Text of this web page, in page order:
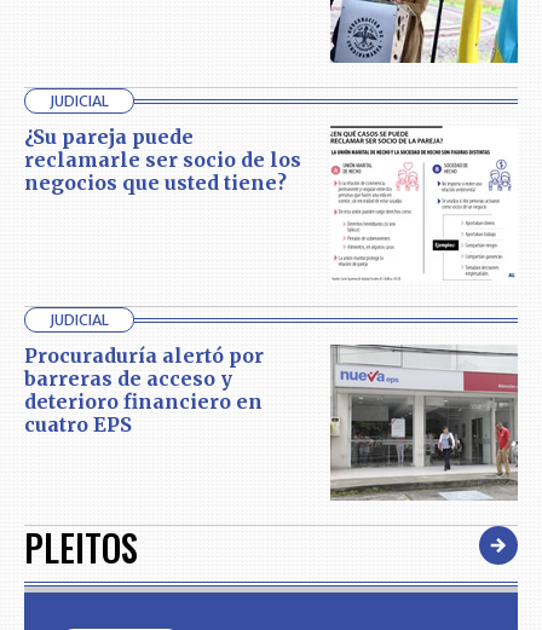
JUDICIAL
¿Su pareja puede
reclamarle ser socio de los
negocios que usted tiene?
JUDICIAL
Procuraduría alertó por
barreras de acceso y
deterioro financiero en
cuatro EPS
PLEITOS